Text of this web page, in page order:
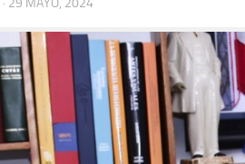
· 29 MAYO, 2024